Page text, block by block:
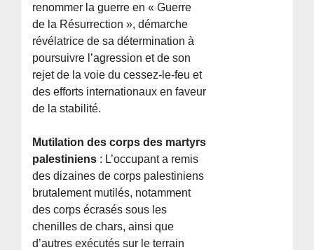
renommer la guerre en « Guerre
de la Résurrection », démarche
révélatrice de sa détermination à
poursuivre l’agression et de son
rejet de la voie du cessez-le-feu et
des efforts internationaux en faveur
de la stabilité.
Mutilation des corps des martyrs
palestiniens : L’occupant a remis
des dizaines de corps palestiniens
brutalement mutilés, notamment
des corps écrasés sous les
chenilles de chars, ainsi que
d’autres exécutés sur le terrain